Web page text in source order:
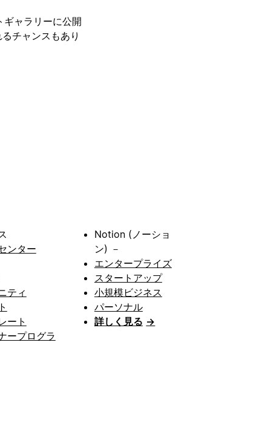
ャラリーに公開
チャンスもあり
ンター
ティ
ート
ープログラ
Notion (ノーショ
ン) －
エンタープライズ
スタートアップ
小規模ビジネス
パーソナル
詳しく見る →